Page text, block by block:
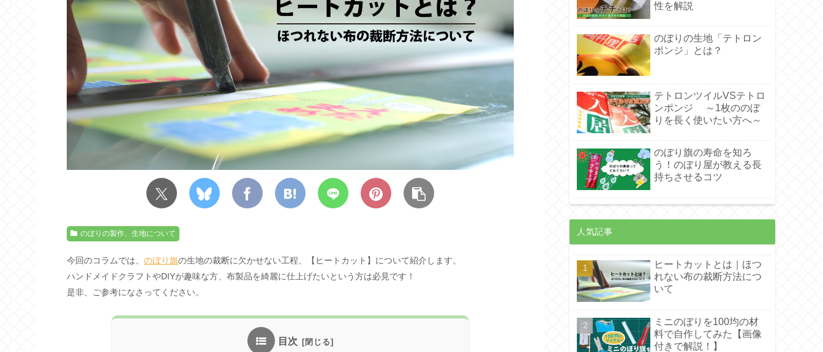
のぼりの製作、生地について
今回のコラムでは、 のぼり旗の生地の裁断に欠かせない工程、【ヒートカット】について紹介します。
ハンドメイドクラフトやDIYが趣味な方、布製品を綺麗に仕上げたいという方は必見です！
是非、ご参考になさってください。
目次
性を解説
のぼりの生地「テトロン
ポンジ」とは？
テトロンツイルVSテトロ
ンポンジ ～1枚ののぼ
りを長く使いたい方へ～
のぼり旗の寿命を知ろ
う！のぼり屋が教える長
持ちさせるコツ
人気記事
ヒートカットとは｜ほつ
れない布の裁断方法につ
いて
ミニのぼりを100均の材
料で自作してみた【画像
付きで解説！】